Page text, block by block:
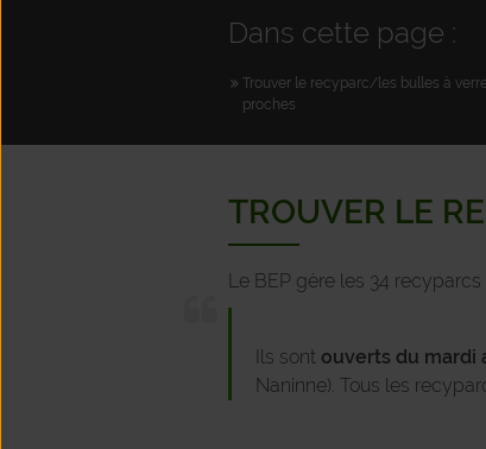
Dans cette page :
Trouver le recyparc/les bulles à
proches
TROUVER LE
Le BEP gère les 34
Ils sont ouverts du mardi
Naninne). Tous les